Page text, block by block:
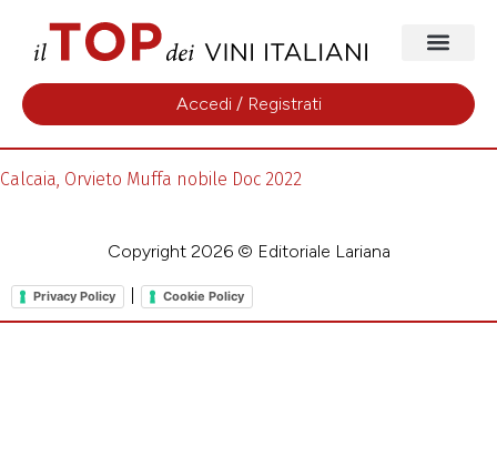
Accedi / Registrati
Calcaia, Orvieto Muffa nobile Doc 2022
Copyright 2026 © Editoriale Lariana
Privacy Policy Cookie Policy